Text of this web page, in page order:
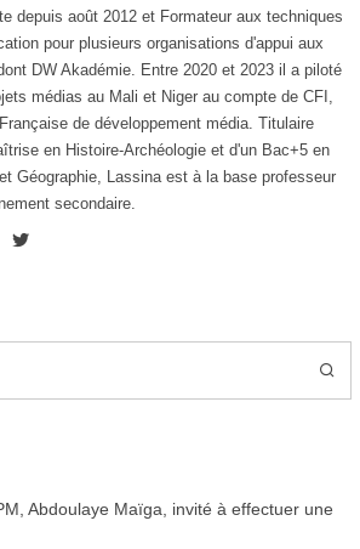
depuis août 2012 et Formateur aux techniques
pour plusieurs organisations d'appui aux
DW Akadémie. Entre 2020 et 2023 il a piloté
médias au Mali et Niger au compte de CFI,
de développement média. Titulaire
en Histoire-Archéologie et d'un Bac+5 en
Géographie, Lassina est à la base professeur
secondaire.
Abdoulaye Maïga, invité à effectuer une